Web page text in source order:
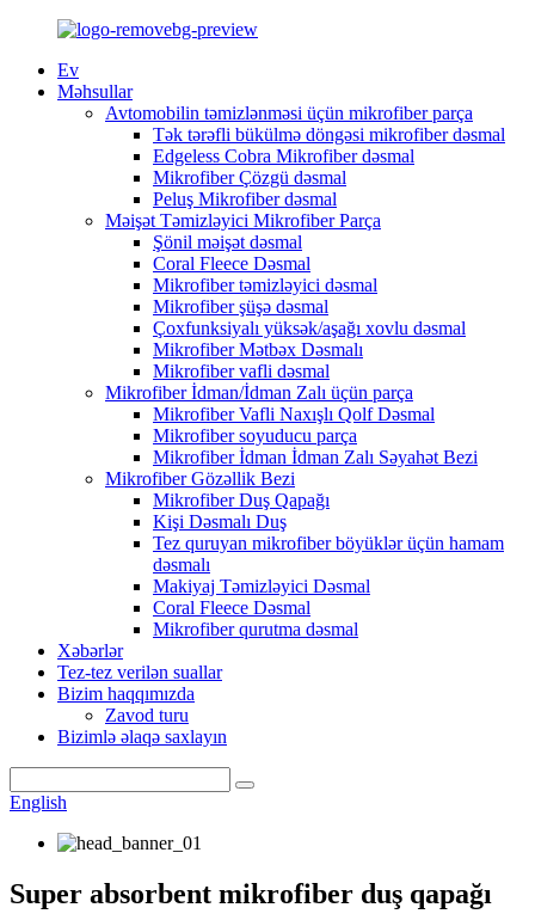
Ev
Məhsullar
Avtomobilin təmizlənməsi üçün mikrofiber parça
Tək tərəfli bükülmə döngəsi mikrofiber dəsmal
Edgeless Cobra Mikrofiber dəsmal
Mikrofiber Çözgü dəsmal
Peluş Mikrofiber dəsmal
Məişət Təmizləyici Mikrofiber Parça
Şönil məişət dəsmal
Coral Fleece Dəsmal
Mikrofiber təmizləyici dəsmal
Mikrofiber şüşə dəsmal
Çoxfunksiyalı yüksək/aşağı xovlu dəsmal
Mikrofiber Mətbəx Dəsmalı
Mikrofiber vafli dəsmal
Mikrofiber İdman/İdman Zalı üçün parça
Mikrofiber Vafli Naxışlı Qolf Dəsmal
Mikrofiber soyuducu parça
Mikrofiber İdman İdman Zalı Səyahət Bezi
Mikrofiber Gözəllik Bezi
Mikrofiber Duş Qapağı
Kişi Dəsmalı Duş
Tez quruyan mikrofiber böyüklər üçün hamam
dəsmalı
Makiyaj Təmizləyici Dəsmal
Coral Fleece Dəsmal
Mikrofiber qurutma dəsmal
Xəbərlər
Tez-tez verilən suallar
Bizim haqqımızda
Zavod turu
Bizimlə əlaqə saxlayın
English
Super absorbent mikrofiber duş qapağı